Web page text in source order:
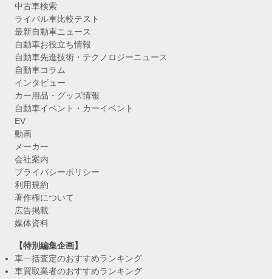
中古車検索
ライバル車比較テスト
最新自動車ニュース
自動車お役立ち情報
自動車先進技術・テクノロジーニュース
自動車コラム
インタビュー
カー用品・グッズ情報
自動車イベント・カーイベント
EV
動画
メーカー
会社案内
プライバシーポリシー
利用規約
著作権について
広告掲載
媒体資料
【特別編集企画】
車一括査定のおすすめランキング
車買取業者のおすすめランキング